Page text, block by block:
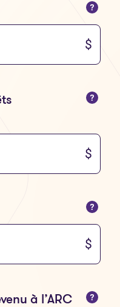
des nombres
des nombres
des nombres
à l’ARC
des nombres